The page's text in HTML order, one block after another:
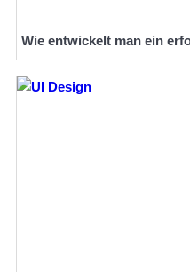
Wie entwickelt man ein